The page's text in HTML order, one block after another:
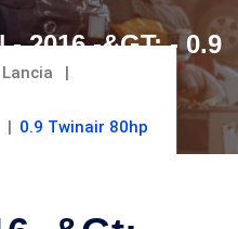
2016 -&GT; - 0.9
80HP
Lancia
0.9 Twinair 80hp